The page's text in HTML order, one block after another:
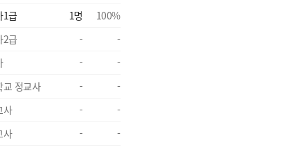
1급
1명 100%
2급
-
-
-
-
교 정교사
-
-
사
-
-
사
- -